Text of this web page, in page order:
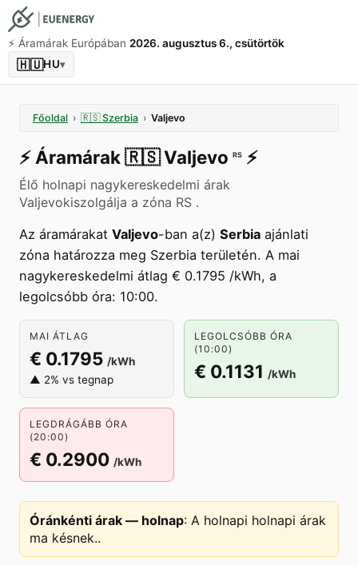
⚡️ Áramárak Európában 2026. augusztus 6., csütörtök
🇭🇺HU▾
Főoldal › 🇷🇸 Szerbia › Valjevo
⚡️ Áramárak🇷🇸Valjevo RS ⚡️
Élő holnapi nagykereskedelmi árak
Valjevokiszolgálja a zóna RS .
Az áramárakat Valjevo-ban a(z) Serbia ajánlati
zóna határozza meg Szerbia területén. A mai
nagykereskedelmi átlag € 0.1795 /kWh, a
legolcsóbb óra: 10:00.
MAI ÁTLAG
€ 0.1795 /kWh
▲ 2% vs tegnap
LEGOLCSÓBB ÓRA
(10:00)
€ 0.1131 /kWh
LEGDRÁGÁBB ÓRA
(20:00)
€ 0.2900 /kWh
Óránkénti árak — holnap: A holnapi holnapi árak
ma késnek..